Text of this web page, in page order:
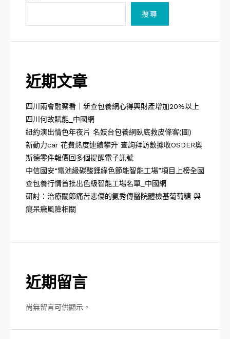
搜尋
近期文章
四川兩會融察看｜新查包養網心得興財產增加20%以上
四川何故賦能_中國網
紐約演出情色年夜片 名妓台包養網臥底救皮條客(圖)
新動力car 花費熱度連續攀升 查詢拜訪數據收OSDER奧
斯德零件報價回多個提醒電子訊號
中信國安“電池級碳酸鋰綠色節能智能工場”項目上榜全國
查包養行情首批出色級智能工場名單_中國網
研討：治療關節痛苦悲傷的氨秀傳醫院體檢基葡萄糖 與
癡呆癥風險相關
近期留言
尚無留言可供顯示。